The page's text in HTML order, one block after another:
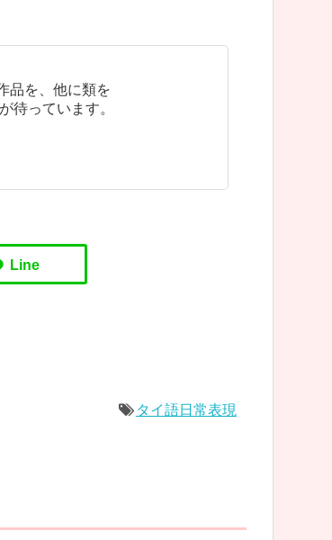
品を、他に類を
待っています。
タイ語日常表現